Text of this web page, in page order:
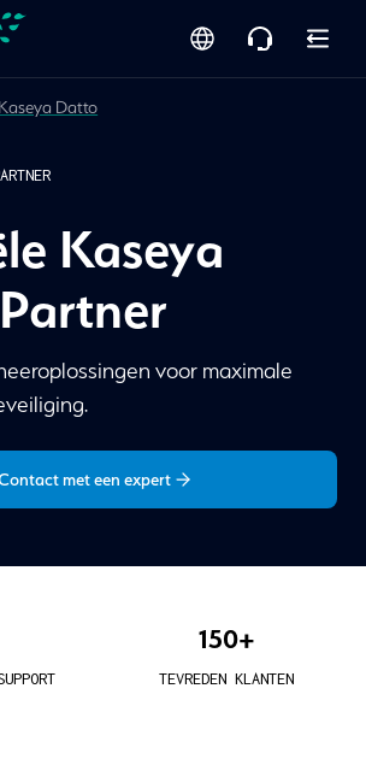
Kaseya Datto
Kaseya
voor maximale
met een expert
150+
TEVREDEN KLANTEN